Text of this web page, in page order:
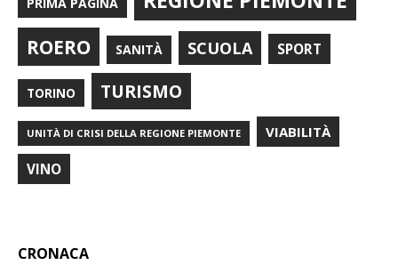
ROERO SANITÀ SCUOLA SPORT
TORINO TURISMO
UNITÀ DI CRISI DELLA REGIONE PIEMONTE VIABILITÀ
VINO
CRONACA